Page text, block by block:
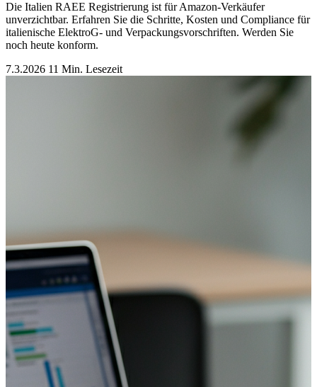
Die Italien RAEE Registrierung ist für Amazon-Verkäufer
unverzichtbar. Erfahren Sie die Schritte, Kosten und Compliance für
italienische ElektroG- und Verpackungsvorschriften. Werden Sie
noch heute konform.
7.3.2026 11 Min. Lesezeit